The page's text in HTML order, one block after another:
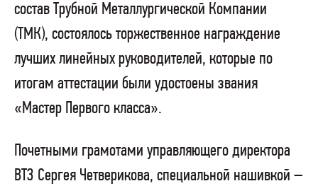
состав Трубной Металлургической Компании
(ТМК), состоялось торжественное награждение
лучших линейных руководителей, которые по
итогам аттестации были удостоены звания
«Мастер Первого класса».
Почетными грамотами управляющего директора
ВТЗ Сергея Четверикова, специальной нашивкой –